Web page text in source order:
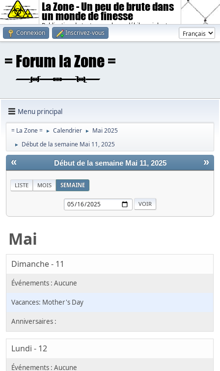
La Zone - Un peu de brute dans
un monde de finesse
Publication de textes sombres, débiles, violents.
Connexion
Inscrivez-vous
Menu principal
= La Zone = ► Calendrier ► Mai 2025
► Début de la semaine Mai 11, 2025
« »
Début de la semaine Mai 11, 2025
LISTE MOIS SEMAINE
Mai
Dimanche - 11
Mother's Day
Lundi - 12